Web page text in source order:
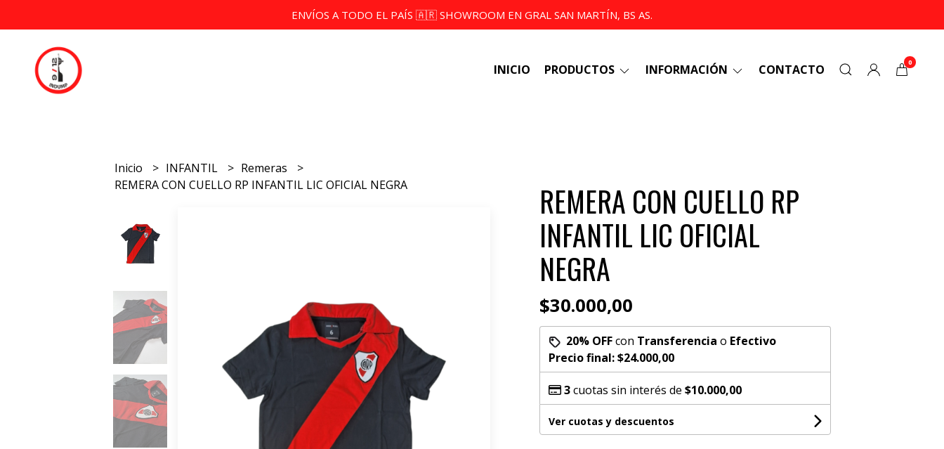
ENVÍOS A TODO EL PAÍS 🇦🇷 SHOWROOM EN GRAL SAN MARTÍN, BS AS.
INICIO PRODUCTOS INFORMACIÓN CONTACTO 0
Inicio INFANTIL
Remeras
REMERA CON CUELLO RP INFANTIL LIC OFICIAL NEGRA
REMERA CON CUELLO RP
INFANTIL LIC OFICIAL
NEGRA
$30.000,00
20% OFFcon Transferencia o Efectivo
Precio final:$24.000,00
3cuotas sin interés de $10.000,00
Ver cuotas y descuentos